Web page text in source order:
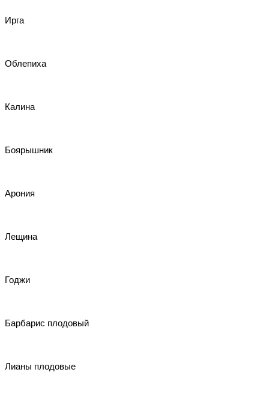
Ирга
Облепиха
Калина
Боярышник
Арония
Лещина
Годжи
Барбарис плодовый
Лианы плодовые